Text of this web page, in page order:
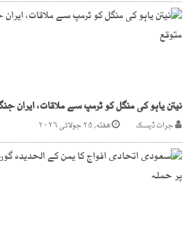
جرات ڈیسک هفته, ۲۵ جولائی ۲۰۲۶